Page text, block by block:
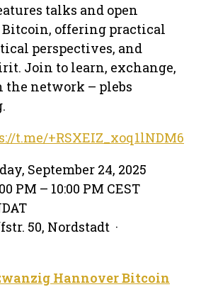
talks and open
Bitcoin, offering practical
perspectives, and
Join to learn, exchange,
the network – plebs
t.me/+RSXEIZ_xoq1lNDM6
September 24, 2025
PM – 10:00 PM CEST
50, Nordstadt ·
Hannover Bitcoin